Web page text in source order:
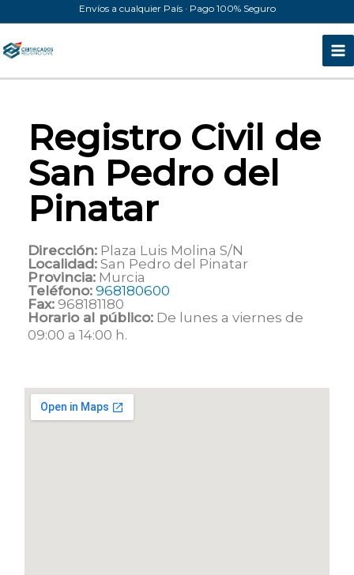
al
contenido
Envíos a cualquier País · Pago 100% Seguro
Registro Civil de
San Pedro del
Pinatar
Dirección: Plaza Luis Molina S/N
Localidad: San Pedro del Pinatar
Provincia: Murcia
Teléfono: 968180600
Fax: 968181180
Horario al público: De lunes a viernes de
09:00 a 14:00 h.